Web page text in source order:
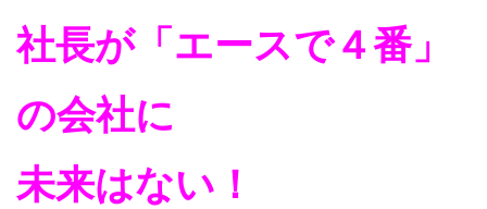
社長が「エースで４番」
の会社に
未来はない！